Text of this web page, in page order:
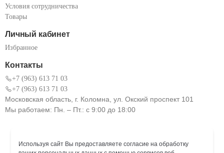
Условия сотрудничества
Товары
Личный кабинет
Избранное
Контакты
+7 (963) 613 71 03
+7 (963) 613 71 03
Московская область, г. Коломна, ул. Окский проспект 101
Мы работаем: Пн. – Пт.: с 9:00 до 18:00
Используя сайт Вы предоставляете согласие на обработку